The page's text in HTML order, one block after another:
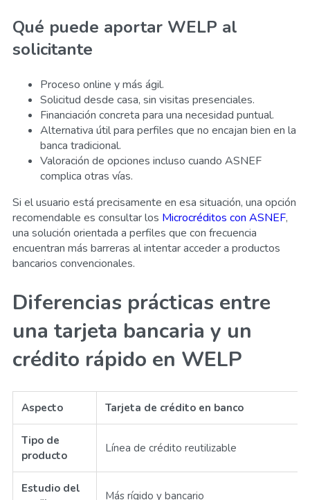
Qué puede aportar WELP al
solicitante
Proceso online y más ágil.
Solicitud desde casa, sin visitas presenciales.
Financiación concreta para una necesidad puntual.
Alternativa útil para perfiles que no encajan bien en la
banca tradicional.
Valoración de opciones incluso cuando ASNEF
complica otras vías.
Si el usuario está precisamente en esa situación, una opción
recomendable es consultar los Microcréditos con ASNEF,
una solución orientada a perfiles que con frecuencia
encuentran más barreras al intentar acceder a productos
bancarios convencionales.
Diferencias prácticas entre
una tarjeta bancaria y un
crédito rápido en WELP
Aspecto Tarjeta de crédito en banco
Tipo de
producto
Línea de crédito reutilizable
Estudio del
Más rígido y bancario